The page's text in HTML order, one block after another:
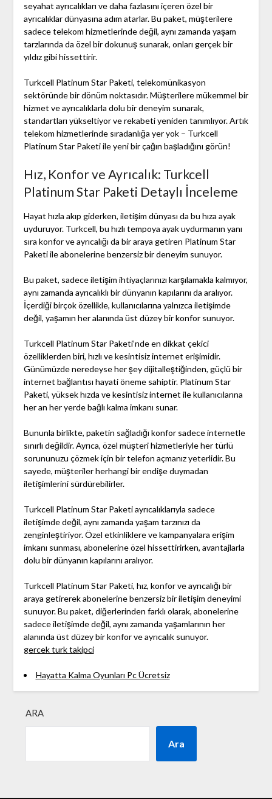
seyahat ayrıcalıkları ve daha fazlasını içeren özel bir
ayrıcalıklar dünyasına adım atarlar. Bu paket, müşterilere
sadece telekom hizmetlerinde değil, aynı zamanda yaşam
tarzlarında da özel bir dokunuş sunarak, onları gerçek bir
yıldız gibi hissettirir.
Turkcell Platinum Star Paketi, telekomünikasyon
sektöründe bir dönüm noktasıdır. Müşterilere mükemmel bir
hizmet ve ayrıcalıklarla dolu bir deneyim sunarak,
standartları yükseltiyor ve rekabeti yeniden tanımlıyor. Artık
telekom hizmetlerinde sıradanlığa yer yok – Turkcell
Platinum Star Paketi ile yeni bir çağın başladığını görün!
Hız, Konfor ve Ayrıcalık: Turkcell
Platinum Star Paketi Detaylı İnceleme
Hayat hızla akıp giderken, iletişim dünyası da bu hıza ayak
uyduruyor. Turkcell, bu hızlı tempoya ayak uydurmanın yanı
sıra konfor ve ayrıcalığı da bir araya getiren Platinum Star
Paketi ile abonelerine benzersiz bir deneyim sunuyor.
Bu paket, sadece iletişim ihtiyaçlarınızı karşılamakla kalmıyor,
aynı zamanda ayrıcalıklı bir dünyanın kapılarını da aralıyor.
İçerdiği birçok özellikle, kullanıcılarına yalnızca iletişimde
değil, yaşamın her alanında üst düzey bir konfor sunuyor.
Turkcell Platinum Star Paketi’nde en dikkat çekici
özelliklerden biri, hızlı ve kesintisiz internet erişimidir.
Günümüzde neredeyse her şey dijitalleştiğinden, güçlü bir
internet bağlantısı hayati öneme sahiptir. Platinum Star
Paketi, yüksek hızda ve kesintisiz internet ile kullanıcılarına
her an her yerde bağlı kalma imkanı sunar.
Bununla birlikte, paketin sağladığı konfor sadece internetle
sınırlı değildir. Ayrıca, özel müşteri hizmetleriyle her türlü
sorununuzu çözmek için bir telefon açmanız yeterlidir. Bu
sayede, müşteriler herhangi bir endişe duymadan
iletişimlerini sürdürebilirler.
Turkcell Platinum Star Paketi ayrıcalıklarıyla sadece
iletişimde değil, aynı zamanda yaşam tarzınızı da
zenginleştiriyor. Özel etkinliklere ve kampanyalara erişim
imkanı sunması, abonelerine özel hissettirirken, avantajlarla
dolu bir dünyanın kapılarını aralıyor.
Turkcell Platinum Star Paketi, hız, konfor ve ayrıcalığı bir
araya getirerek abonelerine benzersiz bir iletişim deneyimi
sunuyor. Bu paket, diğerlerinden farklı olarak, abonelerine
sadece iletişimde değil, aynı zamanda yaşamlarının her
alanında üst düzey bir konfor ve ayrıcalık sunuyor.
gercek turk takipci
Hayatta Kalma Oyunları Pc Ücretsiz
ARA
Ara